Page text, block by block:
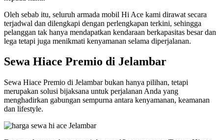
Oleh sebab itu, seluruh armada mobil Hi Ace kami dirawat secara
terjadwal dan dilengkapi dengan perlengkapan terkini, sehingga
pelanggan tak hanya mendapatkan kendaraan berkapasitas besar dan
lega tetapi juga menikmati kenyamanan selama diperjalanan.
Sewa Hiace Premio di Jelambar
Sewa Hiace Premio di Jelambar bukan hanya pilihan, tetapi
merupakan solusi bijaksana untuk perjalanan Anda yang
menghadirkan gabungan sempurna antara kenyamanan, keamanan
dan lifestyle.